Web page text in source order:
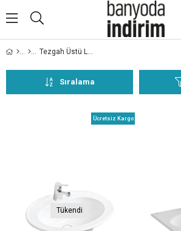
Tezgah Üstü Lavabolar
Sıralama
Tükendi
Ücretsiz Kargo